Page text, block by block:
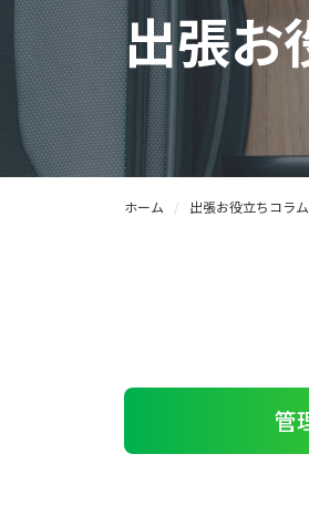
出張お
ホーム 出張お役立ちコラム
管